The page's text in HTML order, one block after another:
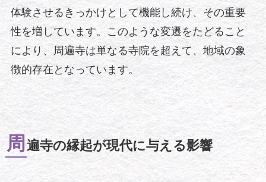
体験させるきっかけとして機能し続け、その重要
性を増しています。このような変遷をたどること
により、周遍寺は単なる寺院を超えて、地域の象
徴的存在となっています。
周 遍寺の縁起が現代に与える影響